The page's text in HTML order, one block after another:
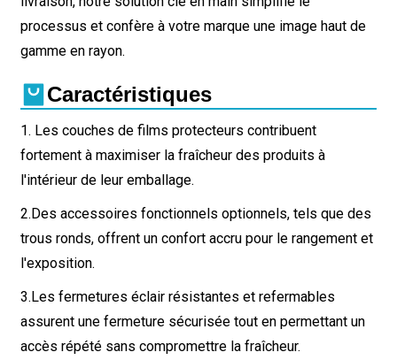
processus et confère à votre marque une image haut de
gamme en rayon.
Caractéristiques
1. Les couches de films protecteurs contribuent
fortement à maximiser la fraîcheur des produits à
l'intérieur de leur emballage.
2.Des accessoires fonctionnels optionnels, tels que des
trous ronds, offrent un confort accru pour le rangement et
l'exposition.
3.Les fermetures éclair résistantes et refermables
assurent une fermeture sécurisée tout en permettant un
accès répété sans compromettre la fraîcheur.